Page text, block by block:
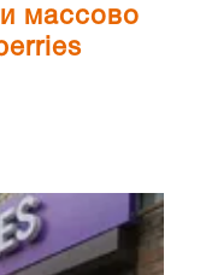
массово